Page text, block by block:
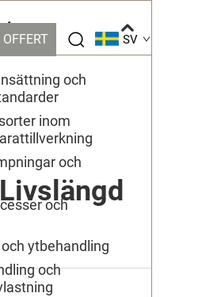
OFFERT SV
och
inom
och
och
ytbehandling
och